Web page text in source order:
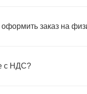
заказ на
с НДС?